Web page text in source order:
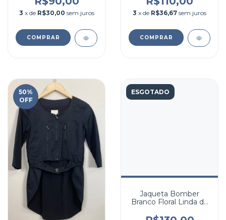
3 x de R$30,00 sem juros
COMPRAR
3 x de R$36,67 sem juros
COMPRAR
50%
OFF
ESGOTADO
Jaqueta Bomber
Branco Floral Linda de